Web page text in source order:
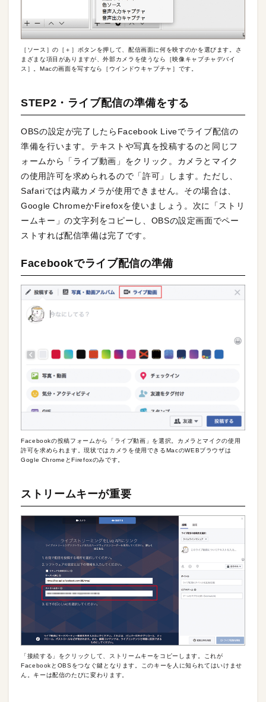
［ソース］の［＋］ボタンを押して、配信画面に何を映すのかを選びます。さ
まざまな項目がありますが、外部カメラを使うなら［映像キャプチャデバイ
ス］。Macの画面を写すなら［ウインドウキャプチャ］です。
STEP2・ライブ配信の準備をする
OBSの設定が完了したらFacebook Liveでライブ配信の
準備を行います。テキストや写真を投稿するのと同じフ
ォームから「ライブ動画」をクリック。カメラとマイク
の使用許可を求められるので「許可」します。ただし、
Safariでは内蔵カメラが使用できません。その場合は、
Google ChromeかFirefoxを使いましょう。次に「ストリ
ームキー」の文字列をコピーし、OBSの設定画面でペー
ストすれば配信準備は完了です。
Facebookでライブ配信の準備
Facebookの投稿フォームから「ライブ動画」を選択。カメラとマイクの使用
許可を求められます。現状ではカメラを使用できるMacのWEBブラウザは
Gogle ChromeとFirefoxのみです。
ストリームキーが重要
「接続する」をクリックして、ストリームキーをコピーします。これが
FacebookとOBSをつなぐ鍵となります。このキーを人に知られてはいけませ
ん。キーは配信のたびに変わります。